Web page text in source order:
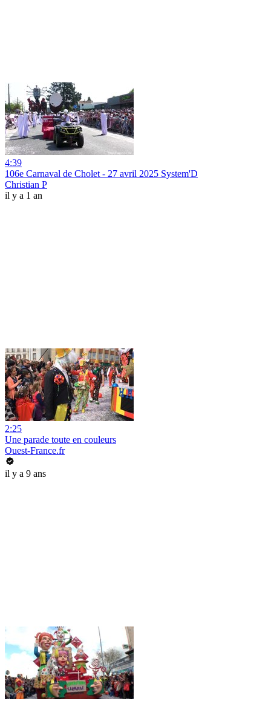
4:39
106e Carnaval de Cholet - 27 avril 2025 System'D
Christian P
il y a 1 an
2:25
Une parade toute en couleurs
Ouest-France.fr
il y a 9 ans